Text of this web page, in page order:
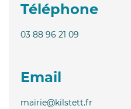
Téléphone
03 88 96 21 09
Email
mairie@kilstett.fr